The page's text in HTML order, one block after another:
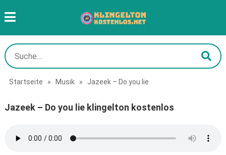
Startseite » Musik » Jazeek – Do you lie
Jazeek – Do you lie klingelton kostenlos